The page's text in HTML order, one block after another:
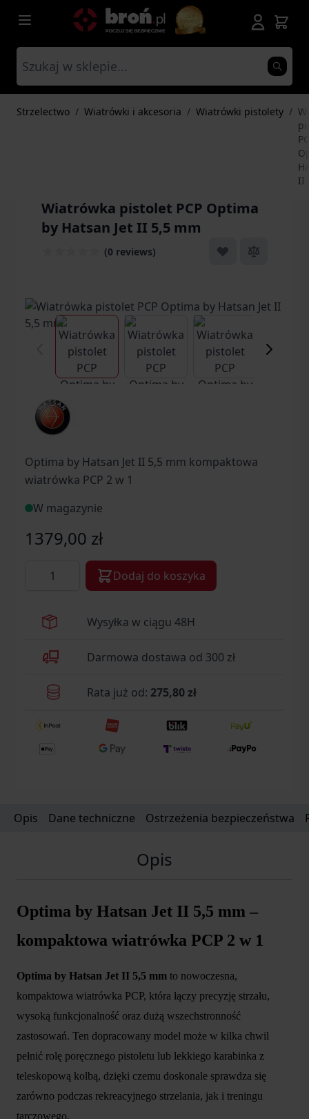
Przejdź do treści
Strzelectwo / Wiatrówki i akcesoria / Wiatrówki pistolety /
II
Wiatrówka pistolet PCP Optima
by Hatsan Jet II 5,5 mm
(0 reviews)
View larger imageView larger image
Optima by Hatsan Jet II 5,5 mm kompaktowa
wiatrówka PCP 2 w 1
W magazynie
1379,00 zł
Dodaj do koszyka
Wysyłka w ciągu 48H
Darmowa dostawa od 300 zł
Rata już od: 275,80 zł
Opis Dane techniczne Ostrzeżenia bezpieczeństwa
Opis
Optima by Hatsan Jet II 5,5 mm –
kompaktowa wiatrówka PCP 2 w 1
Optima by Hatsan Jet II 5,5 mm to nowoczesna,
kompaktowa wiatrówka PCP, która łączy precyzję strzału,
wysoką funkcjonalność oraz dużą wszechstronność
zastosowań. Ten dopracowany model może w kilka chwil
pełnić rolę poręcznego pistoletu lub lekkiego karabinka z
teleskopową kolbą, dzięki czemu doskonale sprawdza się
zarówno podczas rekreacyjnego strzelania, jak i treningu
tarczowego.